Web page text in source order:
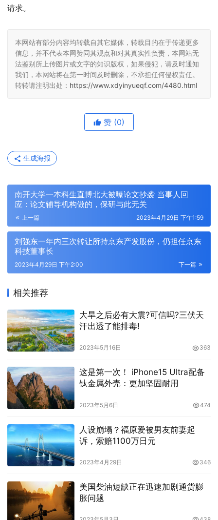
请求。
本网站有部分内容均转载自其它媒体，转载目的在于传递更多
信息，并不代表本网赞同其观点和对其真实性负责，本网站无
法鉴别所上传图片或文字的知识版权，如果侵犯，请及时通知
我们，本网站将在第一时间及时删除，不承担任何侵权责任。
转转请注明出处： https://www.xdyinyueqf.com/4480.html
赞 (0)
生成海报
南开大学一本科生直博北大被曝论文抄袭 当事人回
应：论文辅导机构做的，保研与此无关
上一篇 2023年4月29日 下午1:59
刘强东一年内三次转让所持京东产发股份，仍担任京东
科技董事长
下一篇
2023年4月29日 下午2:00
相关推荐
大旱之后必有大震?可信吗?三伏天
汗出透了能排毒!
2023年5月16日 363
这是第一次！ iPhone15 Ultra配备
钛金属外壳：更加坚固耐用
2023年5月6日 474
人设崩塌？福原爱被男友前妻起
诉，索赔1100万日元
2023年4月29日 346
美国柴油短缺正在迅速加剧通货膨
胀问题